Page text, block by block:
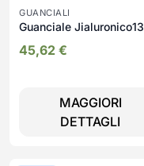
GUANCIALI
Guanciale Jialuronico13
45,62 €
MAGGIORI
DETTAGLI